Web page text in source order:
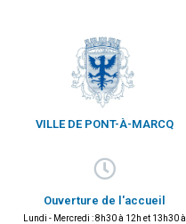
VILLE DE PONT-À-MARCQ
Ouverture de l'accueil
Lundi - Mercredi : 8h30 à 12h et 13h30 à